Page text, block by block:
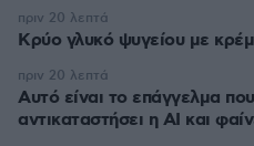
Κρύο γλυκό ψυγείου με
πριν 20 λεπτά
Αυτό είναι το επάγγελμα
αντικαταστήσει η AI και
πριν 20 λεπτά